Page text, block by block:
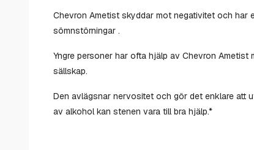
Chevron Ametist skyddar mot negativitet och har
sömnstörningar .
Yngre personer har ofta hjälp av Chevron
sällskap.
Den avlägsnar nervositet och gör det enklare att
av alkohol kan stenen vara till bra hjälp.*